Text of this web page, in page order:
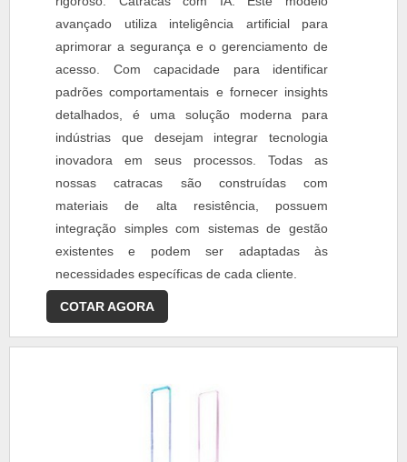
avançado utiliza inteligência artificial para
aprimorar a segurança e o gerenciamento de
acesso. Com capacidade para identificar
padrões comportamentais e fornecer insights
detalhados, é uma solução moderna para
indústrias que desejam integrar tecnologia
inovadora em seus processos. Todas as
nossas catracas são construídas com
materiais de alta resistência, possuem
integração simples com sistemas de gestão
existentes e podem ser adaptadas às
necessidades específicas de cada cliente.
COTAR AGORA